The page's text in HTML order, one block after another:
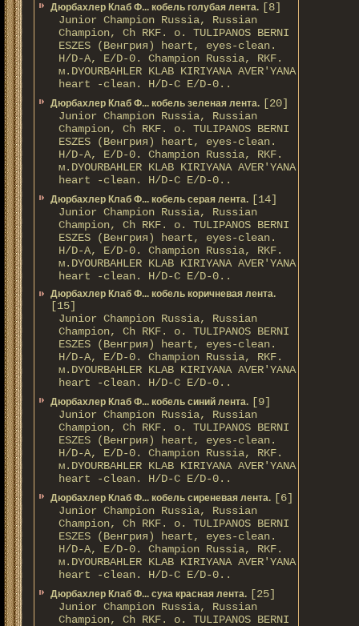
Дюрбахлер Клаб Ф... кобель голубая лента. [8]
Junior Champion Russia, Russian
Champion, Ch RKF. о. TULIPANOS BERNI
ESZES (Венгрия) heart, eyes-clean.
H/D-A, E/D-0. Champion Russia, RKF.
м.DYOURBAHLER KLAB KIRIYANA AVER'YANA
heart -clean. H/D-С E/D-0..
Дюрбахлер Клаб Ф... кобель зеленая лента. [20]
Junior Champion Russia, Russian
Champion, Ch RKF. о. TULIPANOS BERNI
ESZES (Венгрия) heart, eyes-clean.
H/D-A, E/D-0. Champion Russia, RKF.
м.DYOURBAHLER KLAB KIRIYANA AVER'YANA
heart -clean. H/D-С E/D-0..
Дюрбахлер Клаб Ф... кобель серая лента. [14]
Junior Champion Russia, Russian
Champion, Ch RKF. о. TULIPANOS BERNI
ESZES (Венгрия) heart, eyes-clean.
H/D-A, E/D-0. Champion Russia, RKF.
м.DYOURBAHLER KLAB KIRIYANA AVER'YANA
heart -clean. H/D-С E/D-0..
Дюрбахлер Клаб Ф... кобель коричневая лента.
[15]
Junior Champion Russia, Russian
Champion, Ch RKF. о. TULIPANOS BERNI
ESZES (Венгрия) heart, eyes-clean.
H/D-A, E/D-0. Champion Russia, RKF.
м.DYOURBAHLER KLAB KIRIYANA AVER'YANA
heart -clean. H/D-С E/D-0..
Дюрбахлер Клаб Ф... кобель синий лента. [9]
Junior Champion Russia, Russian
Champion, Ch RKF. о. TULIPANOS BERNI
ESZES (Венгрия) heart, eyes-clean.
H/D-A, E/D-0. Champion Russia, RKF.
м.DYOURBAHLER KLAB KIRIYANA AVER'YANA
heart -clean. H/D-С E/D-0..
Дюрбахлер Клаб Ф... кобель сиреневая лента. [6]
Junior Champion Russia, Russian
Champion, Ch RKF. о. TULIPANOS BERNI
ESZES (Венгрия) heart, eyes-clean.
H/D-A, E/D-0. Champion Russia, RKF.
м.DYOURBAHLER KLAB KIRIYANA AVER'YANA
heart -clean. H/D-С E/D-0..
Дюрбахлер Клаб Ф... сука красная лента. [25]
Junior Champion Russia, Russian
Champion, Ch RKF. о. TULIPANOS BERNI